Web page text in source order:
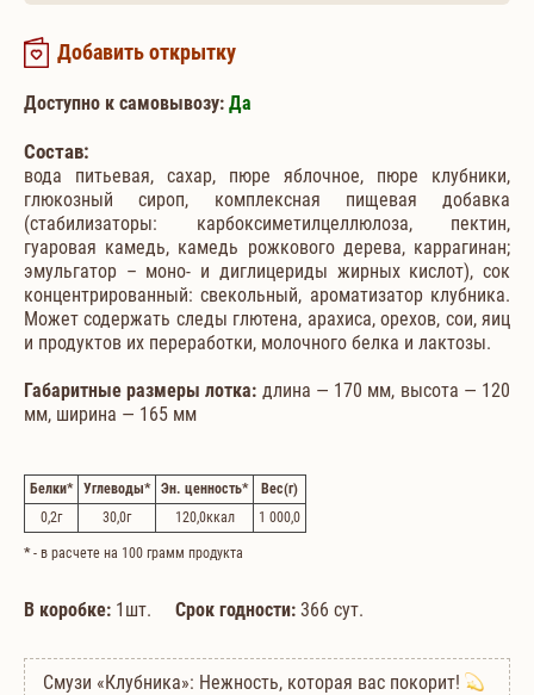
Добавить открытку
Доступно к самовывозу: Да
Состав:
вода питьевая, сахар, пюре яблочное, пюре клубники,
глюкозный сироп, комплексная пищевая добавка
(стабилизаторы: карбоксиметилцеллюлоза, пектин,
гуаровая камедь, камедь рожкового дерева, каррагинан;
эмульгатор – моно- и диглицериды жирных кислот), сок
концентрированный: свекольный, ароматизатор клубника.
Может содержать следы глютена, арахиса, орехов, сои, яиц
и продуктов их переработки, молочного белка и лактозы.
Габаритные размеры лотка: длина — 170 мм, высота — 120
мм, ширина — 165 мм
Белки* Углеводы* Эн. ценность* Вес(г)
0,2г 30,0г 120,0ккал 1 000,0
*- в расчете на 100 грамм продукта
В коробке: 1шт. Срок годности: 366 сут.
Смузи «Клубника»: Нежность, которая вас покорит!